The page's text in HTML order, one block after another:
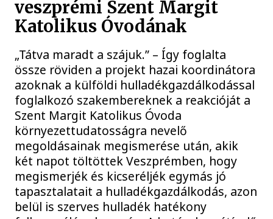
veszprémi Szent Margit
Katolikus Óvodának
„Tátva maradt a szájuk.” – Így foglalta
össze röviden a projekt hazai koordinátora
azoknak a külföldi hulladékgazdálkodással
foglalkozó szakembereknek a reakcióját a
Szent Margit Katolikus Óvoda
környezettudatosságra nevelő
megoldásainak megismerése után, akik
két napot töltöttek Veszprémben, hogy
megismerjék és kicseréljék egymás jó
tapasztalatait a hulladékgazdálkodás, azon
belül is szerves hulladék hatékony